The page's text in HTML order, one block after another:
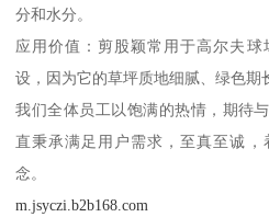
分和水分。
应用价值：剪股颖常用于高尔夫
设，因为它的草坪质地细腻、绿色期
我们全体员工以饱满的热情，期待
直秉承满足用户需求，至真至诚
念。
m.jsyczi.b2b168.com